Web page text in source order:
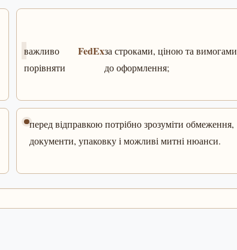
важливо
порівняти
FedExза строками, ціною та вимогами
до оформлення;
перед відправкою потрібно зрозуміти обмеження,
документи, упаковку і можливі митні нюанси.